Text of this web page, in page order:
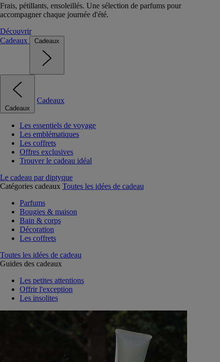
Frais, pétillants, ensoleillés. Une sélection de parfums pour
accompagner chaque journée d'été.
Découvrir
Cadeaux
Cadeaux
Cadeaux
Cadeaux
Les essentiels de voyage
Les emblématiques
Les coffrets
Offres exclusives
Trouver le cadeau idéal
Le cadeau par diptyque
Catégories cadeaux Toutes les idées de cadeau
Parfums
Bougies & maison
Bain & corps
Décoration
Les coffrets
Toutes les idées de cadeau
Guides des cadeaux
Les petites attentions
Offrir l'exception
Les insolites